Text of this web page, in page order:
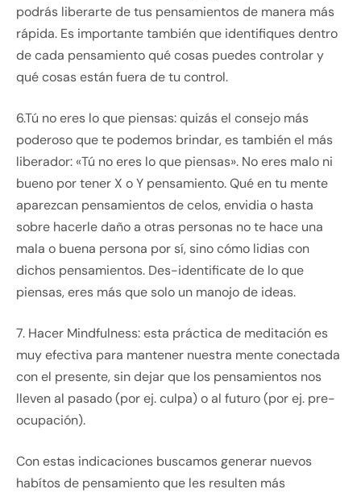
podrás liberarte de tus pensamientos de manera más
rápida. Es importante también que identifiques dentro
de cada pensamiento qué cosas puedes controlar y
qué cosas están fuera de tu control.
6.Tú no eres lo que piensas: quizás el consejo más
poderoso que te podemos brindar, es también el más
liberador: «Tú no eres lo que piensas». No eres malo ni
bueno por tener X o Y pensamiento. Qué en tu mente
aparezcan pensamientos de celos, envidia o hasta
sobre hacerle daño a otras personas no te hace una
mala o buena persona por sí, sino cómo lidias con
dichos pensamientos. Des-identificate de lo que
piensas, eres más que solo un manojo de ideas.
7. Hacer Mindfulness: esta práctica de meditación es
muy efectiva para mantener nuestra mente conectada
con el presente, sin dejar que los pensamientos nos
lleven al pasado (por ej. culpa) o al futuro (por ej. pre-
ocupación).
Con estas indicaciones buscamos generar nuevos
habítos de pensamiento que les resulten más